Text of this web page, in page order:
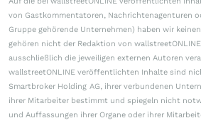
von Gastkommentatoren, Nachrichtenagenturen
Gruppe gehörende Unternehmen) haben wir
gehören nicht der Redaktion von
ausschließlich die jeweiligen externen Autoren
wallstreetONLINE veröffentlichten Inhalte sind
Smartbroker Holding AG, ihrer verbundenen
ihrer Mitarbeiter bestimmt und spiegeln nicht
und Auffassungen ihrer Organe oder ihrer